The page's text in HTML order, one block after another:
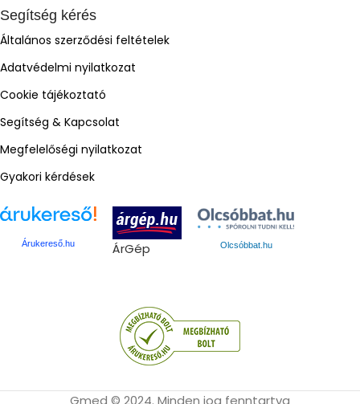
Segítség kérés
Általános szerződési feltételek
Adatvédelmi nyilatkozat
Cookie tájékoztató
Segítség & Kapcsolat
Megfelelőségi nyilatkozat
Gyakori kérdések
Árukereső.hu ÁrGép Olcsóbbat.hu
Gmed © 2024. Minden jog fenntartva